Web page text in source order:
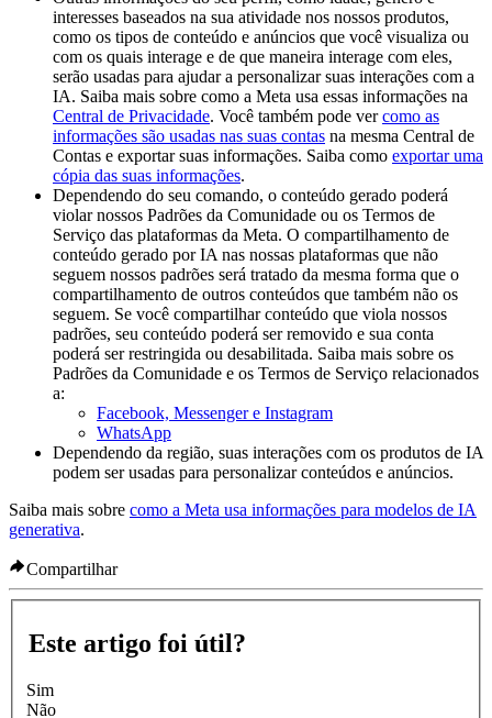
interesses baseados na sua atividade nos nossos produtos,
como os tipos de conteúdo e anúncios que você visualiza ou
com os quais interage e de que maneira interage com eles,
serão usadas para ajudar a personalizar suas interações com a
IA. Saiba mais sobre como a Meta usa essas informações na
Central de Privacidade. Você também pode vercomo as
informações são usadas nas suas contas na mesma Central de
Contas e exportar suas informações. Saiba como exportar uma
cópia das suas informações.
Dependendo do seu comando, o conteúdo gerado poderá
violar nossos Padrões da Comunidade ou os Termos de
Serviço das plataformas da Meta. O compartilhamento de
conteúdo gerado por IA nas nossas plataformas que não
seguem nossos padrões será tratado da mesma forma que o
compartilhamento de outros conteúdos que também não os
seguem. Se você compartilhar conteúdo que viola nossos
padrões, seu conteúdo poderá ser removido e sua conta
poderá ser restringida ou desabilitada. Saiba mais sobre os
Padrões da Comunidade e os Termos de Serviço relacionados
a:
Facebook, Messenger e Instagram
WhatsApp
Dependendo da região, suas interações com os produtos de IA
podem ser usadas para personalizar conteúdos e anúncios.
Saiba mais sobre como a Meta usa informações para modelos de IA
generativa.
Compartilhar
Este artigo foi útil?
Sim
Não